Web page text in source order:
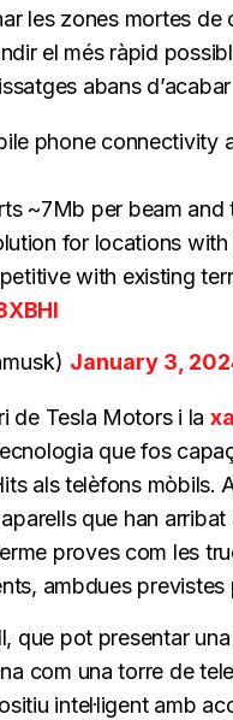
les zones mortes de
el més ràpid
abans
phone connectivity
~7Mb per beam and
for locations
with existing
January 3,
de Tesla Motors i la
que fos
als telèfons
que han
proves com les
ambdues previstes
que pot presentar
com una torre de
intel·ligent amb